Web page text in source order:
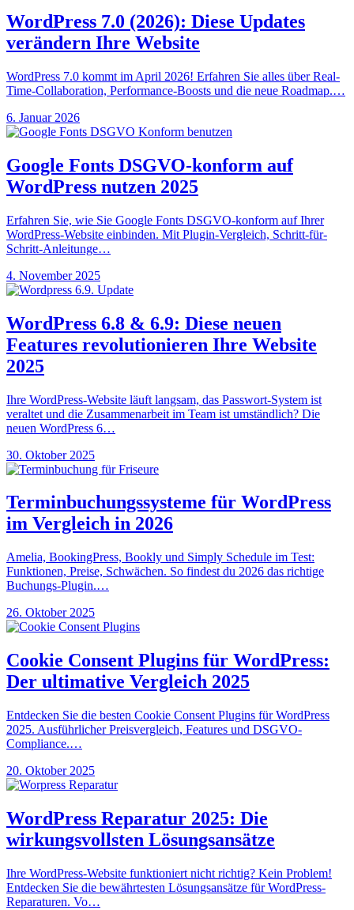
WordPress 7.0 (2026): Diese Updates
verändern Ihre Website
WordPress 7.0 kommt im April 2026! Erfahren Sie alles über Real-
Time-Collaboration, Performance-Boosts und die neue Roadmap.…
6. Januar 2026
Google Fonts DSGVO-konform auf
WordPress nutzen 2025
Erfahren Sie, wie Sie Google Fonts DSGVO-konform auf Ihrer
WordPress-Website einbinden. Mit Plugin-Vergleich, Schritt-für-
Schritt-Anleitunge…
4. November 2025
WordPress 6.8 & 6.9: Diese neuen
Features revolutionieren Ihre Website
2025
Ihre WordPress-Website läuft langsam, das Passwort-System ist
veraltet und die Zusammenarbeit im Team ist umständlich? Die
neuen WordPress 6…
30. Oktober 2025
Terminbuchungssysteme für WordPress
im Vergleich in 2026
Amelia, BookingPress, Bookly und Simply Schedule im Test:
Funktionen, Preise, Schwächen. So findest du 2026 das richtige
Buchungs-Plugin.…
26. Oktober 2025
Cookie Consent Plugins für WordPress:
Der ultimative Vergleich 2025
Entdecken Sie die besten Cookie Consent Plugins für WordPress
2025. Ausführlicher Preisvergleich, Features und DSGVO-
Compliance.…
20. Oktober 2025
WordPress Reparatur 2025: Die
wirkungsvollsten Lösungsansätze
Ihre WordPress-Website funktioniert nicht richtig? Kein Problem!
Entdecken Sie die bewährtesten Lösungsansätze für WordPress-
Reparaturen. Vo…